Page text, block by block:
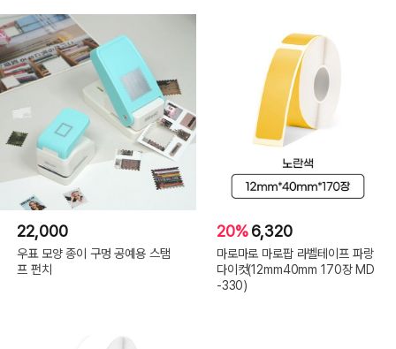
22,000
우표 모양 종이 구멍 공예용 스탬
프 펀치
20%6,320
마로마로 마로팝 라벨테이프 파랑
다이컷(12mm40mm 170장 MD
-330)